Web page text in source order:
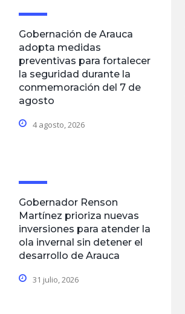
Gobernación de Arauca
adopta medidas
preventivas para fortalecer
la seguridad durante la
conmemoración del 7 de
agosto
4 agosto, 2026
Gobernador Renson
Martínez prioriza nuevas
inversiones para atender la
ola invernal sin detener el
desarrollo de Arauca
31 julio, 2026